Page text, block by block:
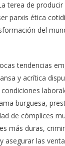
terea de
parxis ética
del
tendencias
y acrítica
burguesa,
de cómplices
más duras,
asegurar las